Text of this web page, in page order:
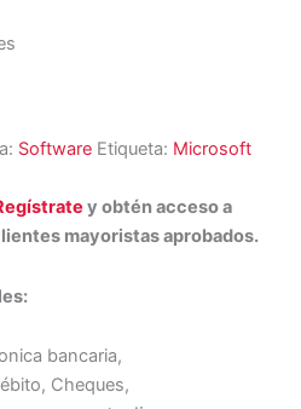
Software Etiqueta: Microsoft
y obtén acceso a
mayoristas aprobados.
bancaria,
Cheques,